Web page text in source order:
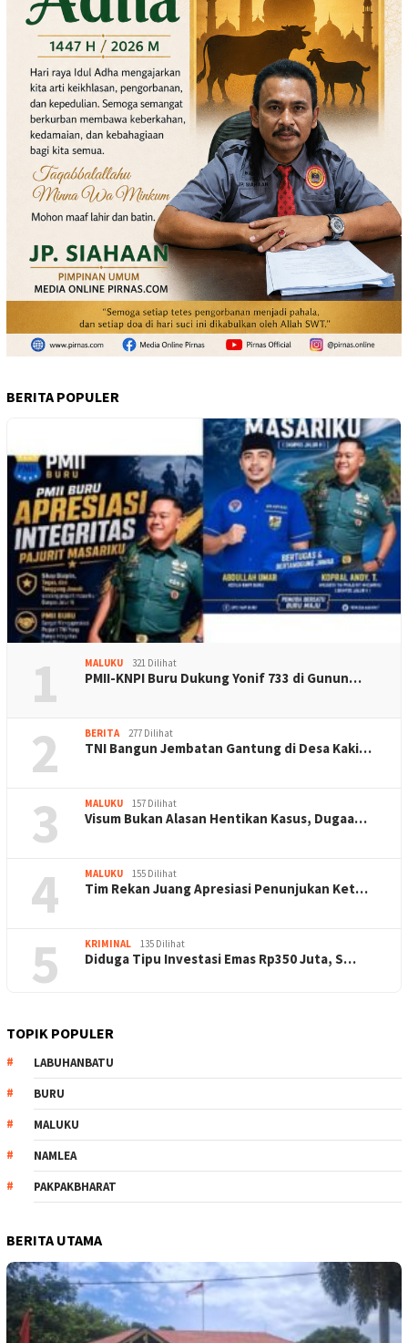
BERITA POPULER
1 MALUKU 321 Dilihat
PMII-KNPI Buru Dukung Yonif 733 di Gunun…
2 BERITA 277 Dilihat
TNI Bangun Jembatan Gantung di Desa Kaki…
3 MALUKU 157 Dilihat
Visum Bukan Alasan Hentikan Kasus, Dugaa…
4 MALUKU 155 Dilihat
Tim Rekan Juang Apresiasi Penunjukan Ket…
5 KRIMINAL 135 Dilihat
Diduga Tipu Investasi Emas Rp350 Juta, S…
TOPIK POPULER
LABUHANBATU
BURU
MALUKU
NAMLEA
PAKPAKBHARAT
BERITA UTAMA